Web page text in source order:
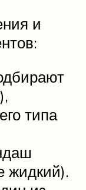
и
типа
жидкий).